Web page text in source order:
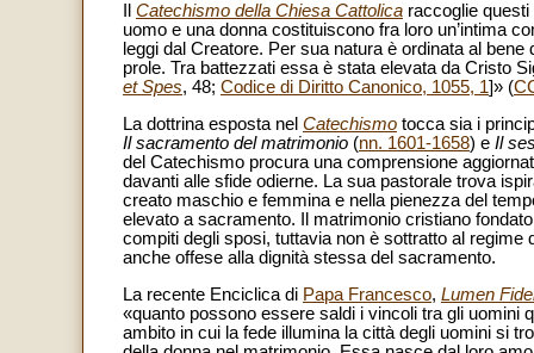
Catechismo della Chiesa Cattolica raccoglie questi
uomo e una donna costituiscono fra loro un’intima
leggi dal Creatore. Per sua natura è ordinata al
prole. Tra battezzati essa è stata elevata da Cristo
et Spes, 48; Codice di Diritto Canonico, 1055, 1]» (
La dottrina esposta nel Catechismo tocca sia i
Il sacramento del matrimonio (nn. 1601-1658) e Il
del Catechismo procura una comprensione
davanti alle sfide odierne. La sua pastorale trova
creato maschio e femmina e nella pienezza del
elevato a sacramento. Il matrimonio cristiano
compiti degli sposi, tuttavia non è sottratto al regime
anche offese alla dignità stessa del sacramento.
La recente Enciclica di Papa Francesco, Lumen
«quanto possono essere saldi i vincoli tra gli uomini
ambito in cui la fede illumina la città degli uomini si